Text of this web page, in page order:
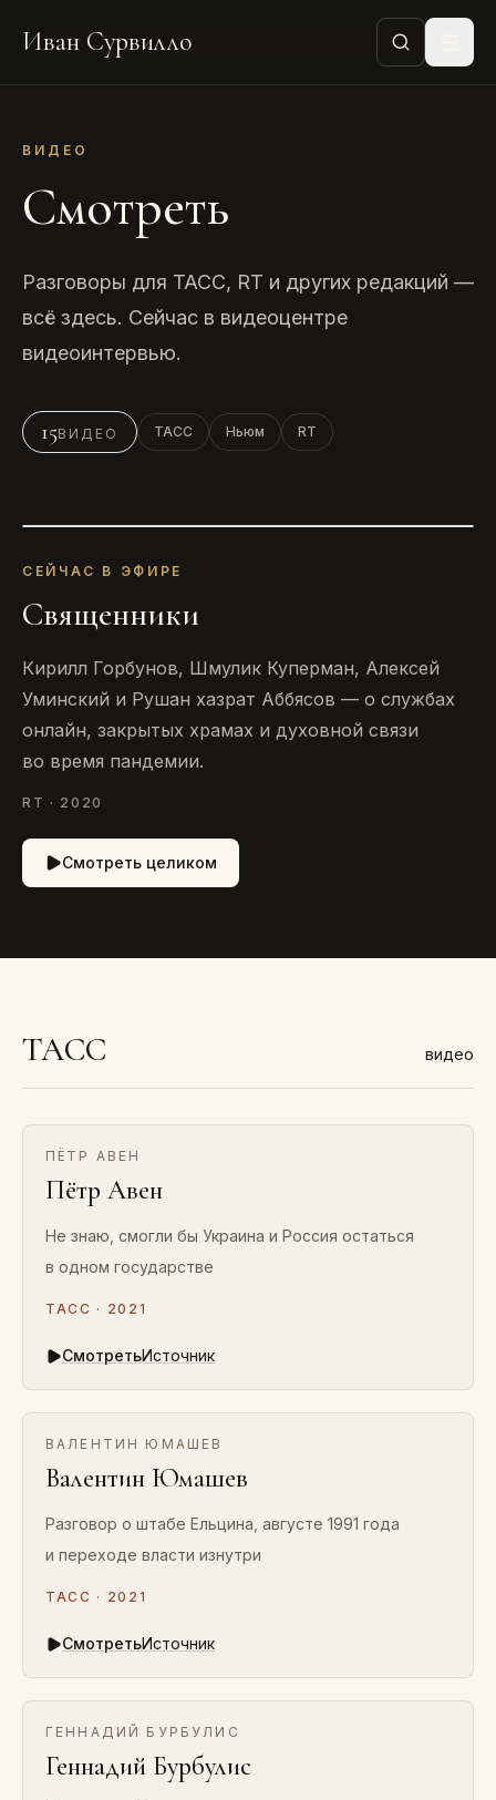
Иван Сурвилло
ВИДЕО
Смотреть
Разговоры для ТАСС, RT и других редакций —
всё здесь. Сейчас в видеоцентре
видеоинтервью.
15ВИДЕО ТАСС Ньюм RT
СЕЙЧАС В ЭФИРЕ
Священники
Кирилл Горбунов, Шмулик Куперман, Алексей
Уминский и Рушан хазрат Аббясов — о службах
онлайн, закрытых храмах и духовной связи
во время пандемии.
RT · 2020
Смотреть целиком
ТАСС видео
ПЁТР АВЕН
Пётр Авен
Не знаю, смогли бы Украина и Россия остаться
в одном государстве
ТАСС · 2021
СмотретьИсточник
ВАЛЕНТИН ЮМАШЕВ
Валентин Юмашев
Разговор о штабе Ельцина, августе 1991 года
и переходе власти изнутри
ТАСС · 2021
СмотретьИсточник
ГЕННАДИЙ БУРБУЛИС
Геннадий Бурбулис